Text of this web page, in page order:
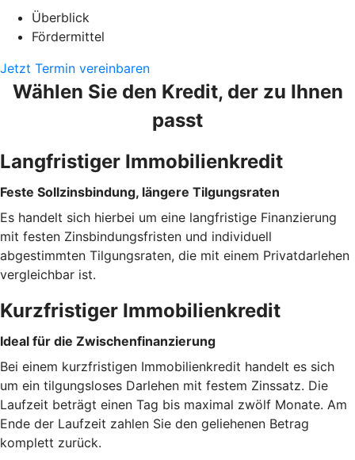
Überblick
Fördermittel
Jetzt Termin vereinbaren
Wählen Sie den Kredit, der zu Ihnen
passt
Langfristiger Immobilienkredit
Feste Sollzinsbindung, längere Tilgungsraten
Es handelt sich hierbei um eine langfristige Finanzierung
mit festen Zinsbindungsfristen und individuell
abgestimmten Tilgungsraten, die mit einem Privatdarlehen
vergleichbar ist.
Kurzfristiger Immobilienkredit
Ideal für die Zwischenfinanzierung
Bei einem kurzfristigen Immobilienkredit handelt es sich
um ein tilgungsloses Darlehen mit festem Zinssatz. Die
Laufzeit beträgt einen Tag bis maximal zwölf Monate. Am
Ende der Laufzeit zahlen Sie den geliehenen Betrag
komplett zurück.